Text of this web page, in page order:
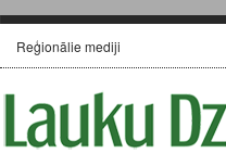
Reģionālie mediji